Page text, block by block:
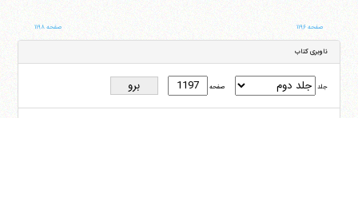
صفحه ۱۱۹۶ صفحه ۱۱۹۸
ناوبری کتاب
جلد صفحه